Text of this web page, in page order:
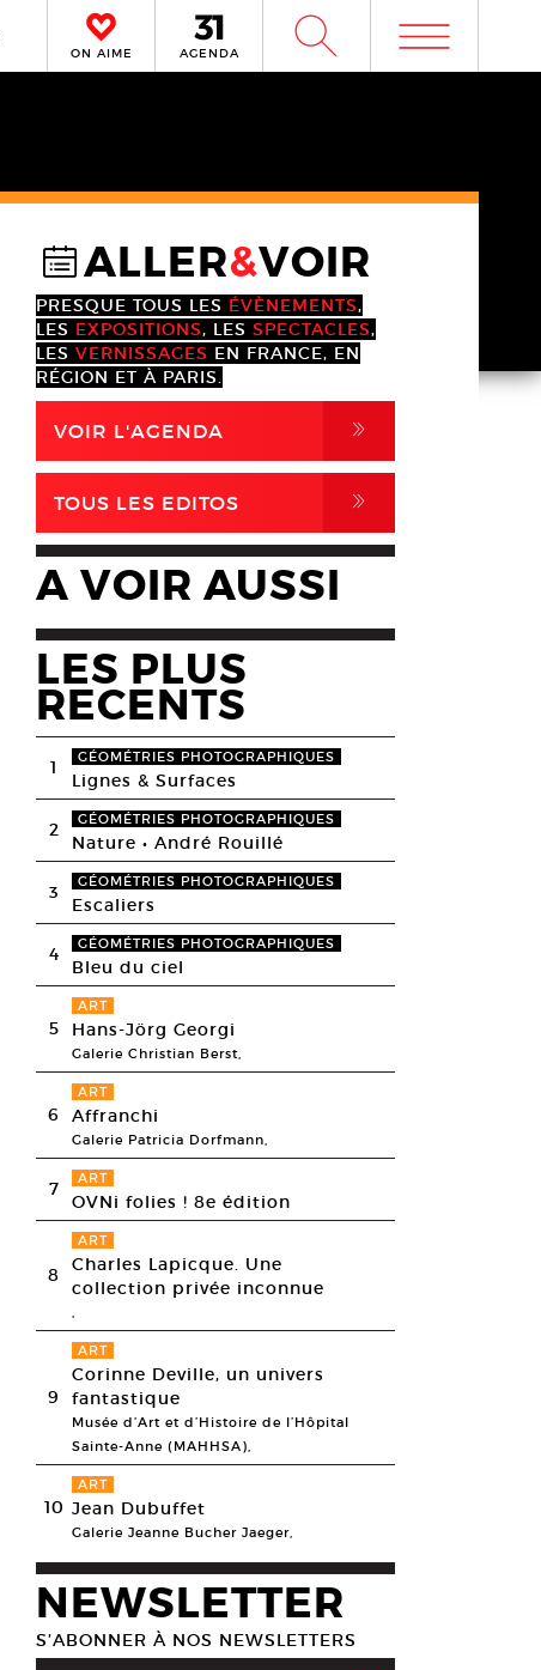
ON AIME AGENDA W m
@ALLER&VOIR
PRESQUE TOUS LES ÉVÈNEMENTS,
LES EXPOSITIONS, LES SPECTACLES,
LES VERNISSAGES EN FRANCE, EN
RÉGION ET À PARIS.
VOIR L'AGENDA ,
TOUS LES EDITOS ,
A VOIR AUSSI
LES PLUS
RECENTS
1 GÉOMÉTRIES PHOTOGRAPHIQUES
Lignes & Surfaces
2 GÉOMÉTRIES PHOTOGRAPHIQUES
Nature • André Rouillé
3 GÉOMÉTRIES PHOTOGRAPHIQUES
Escaliers
4 GÉOMÉTRIES PHOTOGRAPHIQUES
Bleu du ciel
5
ART
Hans-Jörg Georgi
Galerie Christian Berst,
6
ART
Affranchi
Galerie Patricia Dorfmann,
7 ART
OVNi folies ! 8e édition
8
ART
Charles Lapicque. Une
collection privée inconnue
,
9
ART
Corinne Deville, un univers
fantastique
Musée d’Art et d’Histoire de l’Hôpital
Sainte-Anne (MAHHSA),
10
ART
Jean Dubuffet
Galerie Jeanne Bucher Jaeger,
NEWSLETTER
S’ABONNER À NOS NEWSLETTERS